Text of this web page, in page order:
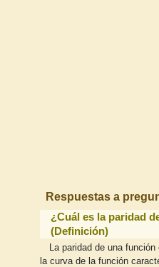
Respuestas a
¿Cuál es la paridad
(Definición)
La paridad de una
la curva de la función